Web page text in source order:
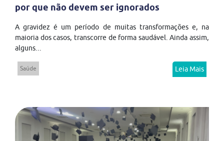
por que não devem ser ignorados
A gravidez é um período de muitas transformações e, na
maioria dos casos, transcorre de forma saudável. Ainda assim,
alguns...
Saúde Leia Mais